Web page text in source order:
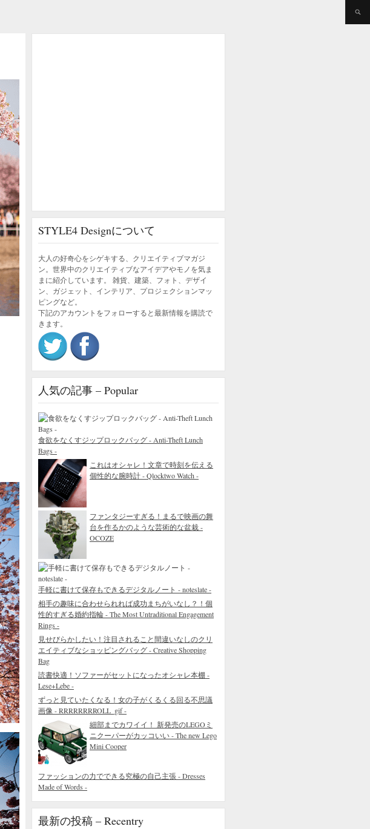
STYLE4 Designについて
大人の好奇心をシゲキする、クリエイティブマガジ
ン。世界中のクリエイティブなアイデアやモノを気ま
まに紹介しています。 雑貨、建築、フォト、デザイ
ン、ガジェット、インテリア、プロジェクションマッ
ピングなど。
下記のアカウントをフォローすると最新情報を購読で
きます。
人気の記事 – Popular
食欲をなくすジップロックバッグ - Anti-Theft Lunch
Bags -
これはオシャレ！文章で時刻を伝える
個性的な腕時計 - Qlocktwo Watch -
ファンタジーすぎる！まるで映画の舞
台を作るかのような芸術的な盆栽 -
OCOZE
手軽に書けて保存もできるデジタルノート - noteslate -
相手の趣味に合わせられれば成功まちがいなし？！個
性的すぎる婚約指輪 - The Most Untraditional Engagement
Rings -
見せびらかしたい！注目されること間違いなしのクリ
エイティブなショッピングバッグ - Creative Shopping
Bag
読書快適！ソファーがセットになったオシャレ本棚 -
Lese+Lebe -
ずっと見ていたくなる！女の子がくるくる回る不思議
画像 - RRRRRRRROLL_gif -
細部までカワイイ！ 新発売のLEGOミ
ニクーパーがカッコいい - The new Lego
Mini Cooper
ファッションの力でできる究極の自己主張 - Dresses
Made of Words -
最新の投稿 – Recentry